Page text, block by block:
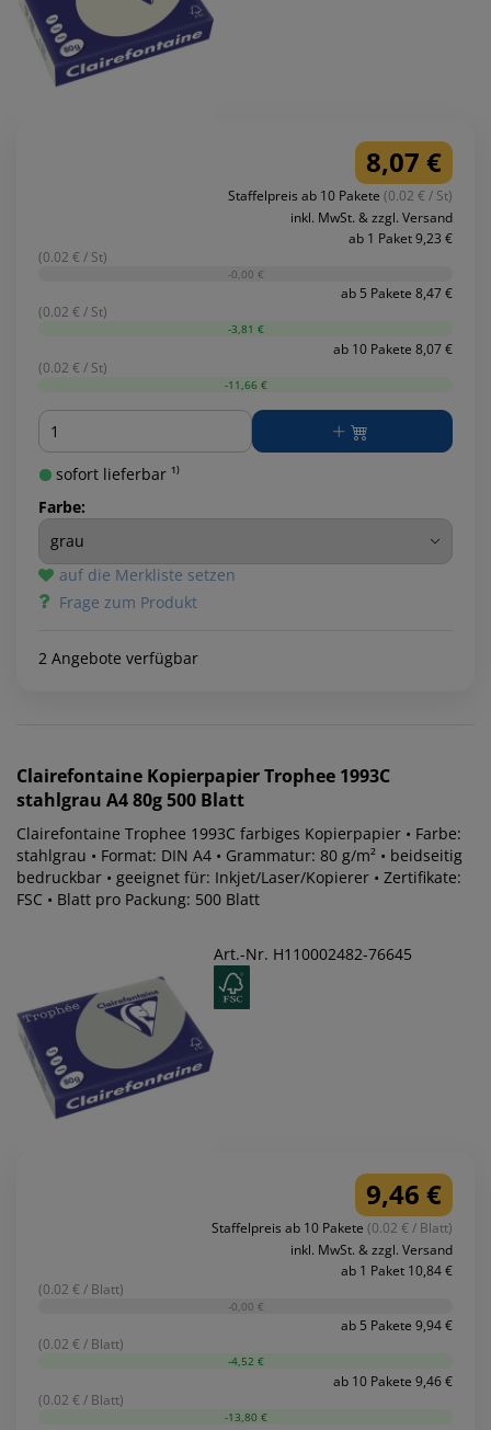
8,07 €
Staffelpreis ab 10 Pakete (0.02 € / St)
inkl. MwSt. & zzgl. Versand
ab 1 Paket 9,23 €
(0.02 € / St)
-0,00 €
ab 5 Pakete 8,47 €
(0.02 € / St)
-3,81 €
ab 10 Pakete 8,07 €
(0.02 € / St)
-11,66 €
Menge
sofort lieferbar ¹⁾
Farbe:
auf die Merkliste setzen
Frage zum Produkt
2 Angebote verfügbar
Clairefontaine Kopierpapier Trophee 1993C
stahlgrau A4 80g 500 Blatt
Clairefontaine Trophee 1993C farbiges Kopierpapier • Farbe:
stahlgrau • Format: DIN A4 • Grammatur: 80 g/m² • beidseitig
bedruckbar • geeignet für: Inkjet/Laser/Kopierer • Zertifikate:
FSC • Blatt pro Packung: 500 Blatt
Art.-Nr. H110002482-76645
9,46 €
Staffelpreis ab 10 Pakete (0.02 € / Blatt)
inkl. MwSt. & zzgl. Versand
ab 1 Paket 10,84 €
(0.02 € / Blatt)
-0,00 €
ab 5 Pakete 9,94 €
(0.02 € / Blatt)
-4,52 €
ab 10 Pakete 9,46 €
(0.02 € / Blatt)
-13,80 €